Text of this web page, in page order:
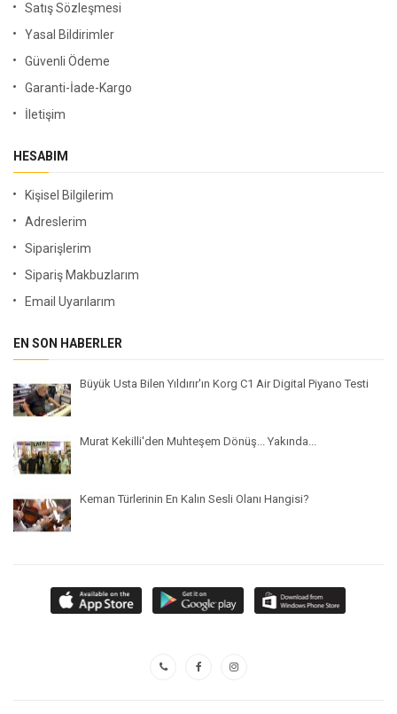
Satış Sözleşmesi
Yasal Bildirimler
Güvenli Ödeme
Garanti-İade-Kargo
İletişim
HESABIM
Kişisel Bilgilerim
Adreslerim
Siparişlerim
Sipariş Makbuzlarım
Email Uyarılarım
EN SON HABERLER
Büyük Usta Bilen Yıldırır'ın Korg C1 Air Digital Piyano Testi
Murat Kekilli'den Muhteşem Dönüş... Yakında...
Keman Türlerinin En Kalın Sesli Olanı Hangisi?